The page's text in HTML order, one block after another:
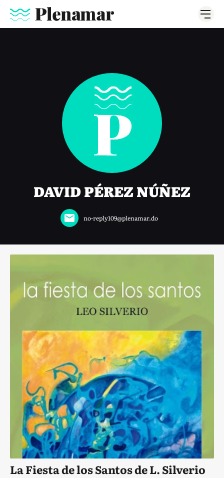
DAVID PÉREZ NÚÑEZ
no-reply109@plenamar.do
La Fiesta de los Santos de L. Silverio